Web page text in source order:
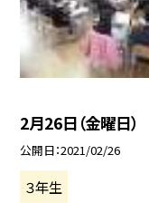
2月26日（金曜日
公開日 2021/02/26
３年生